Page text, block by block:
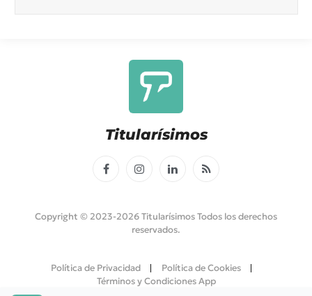
Titularísimos
FacebookInstagramLinkedInRSS
Copyright © 2023-2026 Titularísimos Todos los derechos
reservados.
Política de Privacidad
Política de Cookies
Términos y Condiciones App